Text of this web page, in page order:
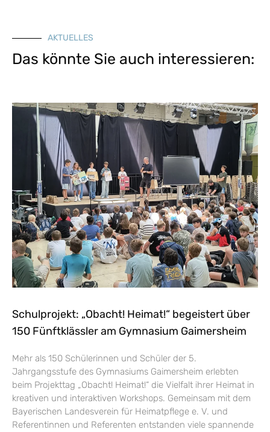
AKTUELLES
Das könnte Sie auch interessieren:
Schulprojekt: „Obacht! Heimat!“ begeistert über
150 Fünftklässler am Gymnasium Gaimersheim
Mehr als 150 Schülerinnen und Schüler der 5.
Jahrgangsstufe des Gymnasiums Gaimersheim erlebten
beim Projekttag „Obacht! Heimat!“ die Vielfalt ihrer Heimat in
kreativen und interaktiven Workshops. Gemeinsam mit dem
Bayerischen Landesverein für Heimatpflege e. V. und
Referentinnen und Referenten entstanden viele spannende